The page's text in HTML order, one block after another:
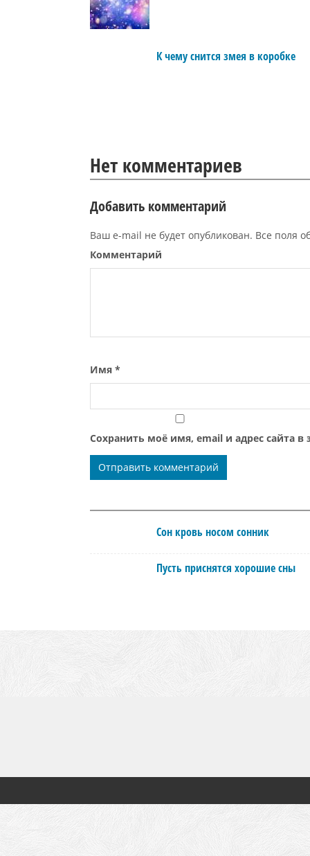
К чему снится змея в коробке
Нет комментариев
Добавить комментарий
Ваш e-mail не будет опубликован. Все поля
Комментарий
Имя *
Сохранить моё имя, email и адрес сайта
Сон кровь носом сонник
Пусть приснятся хорошие сны